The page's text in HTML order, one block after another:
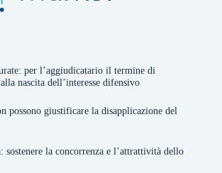
per l’aggiudicatario il termine di
nascita dell’interesse difensivo
possono giustificare la disapplicazione del
la concorrenza e l’attrattività dello